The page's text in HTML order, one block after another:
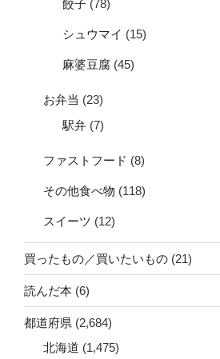
餃子 (78)
シュウマイ (15)
麻婆豆腐 (45)
お弁当 (23)
駅弁 (7)
ファストフード (8)
その他食べ物 (118)
スイーツ (12)
買ったもの／買いたいもの (21)
読んだ本 (6)
都道府県 (2,684)
北海道 (1,475)